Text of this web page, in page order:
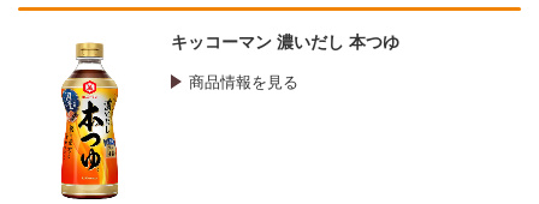
キッコーマン 濃いだし 本つゆ
商品情報を見る